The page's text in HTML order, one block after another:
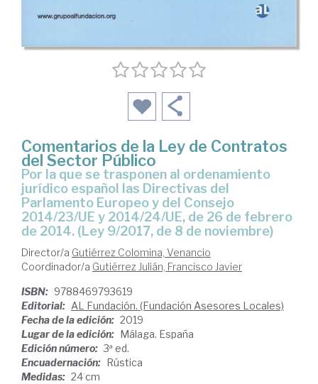
Comentarios de la Ley de Contratos
del Sector Público
por la que se trasponen al ordenamiento
jurídico español las Directivas del
Parlamento Europeo y del Consejo
2014/23/UE y 2014/24/UE, de 26 de febrero
de 2014. (Ley 9/2017, de 8 de noviembre)
Director/a Gutiérrez Colomina, Venancio
Coordinador/a Gutiérrez Julián, Francisco Javier
ISBN: 9788469793619
Editorial: AL Fundación. (Fundación Asesores Locales)
Fecha de la edición: 2019
Lugar de la edición: Málaga. España
Edición número: 3ª ed.
Encuadernación: Rústica
Medidas: 24 cm